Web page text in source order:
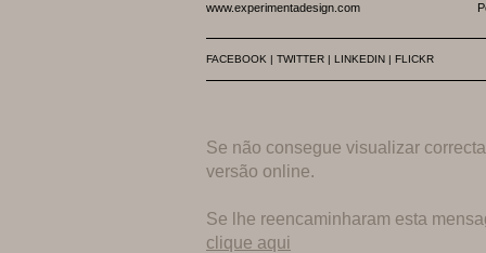
www.experimentadesign.com
FACEBOOK | TWITTER | LINKEDIN | FLICKR
Se não consegue visualizar
versão online.
Se lhe reencaminharam esta
clique aqui